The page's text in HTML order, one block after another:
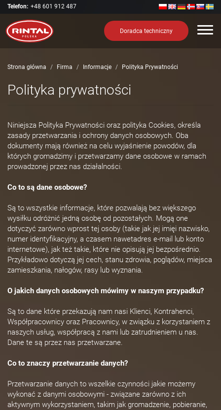
Telefon: +48 601 912 487
Doradca techniczny
Strona główna Firma Informacje Polityka Prywatności
Polityka prywatności
Niniejsza Polityka Prywatności oraz polityka Cookies, określa
zasady przetwarzania i ochrony danych osobowych. Oba
dokumenty mają również na celu wyjaśnienie powodów, dla
których gromadzimy i przetwarzamy dane osobowe w ramach
prowadzonej przez nas działalności.
Co to są dane osobowe?
Są to wszystkie informacje, które pozwalają bez większego
wysiłku odróżnić jedną osobę od pozostałych. Mogą one
dotyczyć zarówno wprost tej osoby (takie jak jej imięi nazwisko,
numer identyfikacyjny, a czasem nawetadres e-mail lub konto
internetowe), jak też takie, które nie opisują jej bezpośrednio.
Przykładowo dotyczą jej cech, stanu zdrowia, poglądów, miejsca
zamieszkania, nałogów, rasy lub wyznania.
O jakich danych osobowych mówimy w naszym przypadku?
Są to dane które przekazują nam nasi Klienci, Kontrahenci,
Współpracownicy oraz Pracownicy, w związku z korzystaniem z
naszych usług, współpracą z nami lub zatrudnieniem u nas.
Dane te są przez nas przetwarzane.
Co to znaczy przetwarzanie danych?
Przetwarzanie danych to wszelkie czynności jakie możemy
wykonać z danymi osobowymi - związane zarówno z ich
aktywnym wykorzystaniem, takim jak gromadzenie, pobieranie,